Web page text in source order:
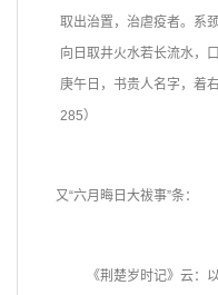
取出治置，治虐疫者。系
向日取井火水若长流水，
庚午日，书贵人名字，着
285）
又“六月晦日大祓事”条：
《荆楚岁时记》云：